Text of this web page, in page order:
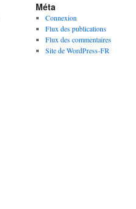
Méta
Connexion
Flux des publications
Flux des commentaires
Site de WordPress-FR